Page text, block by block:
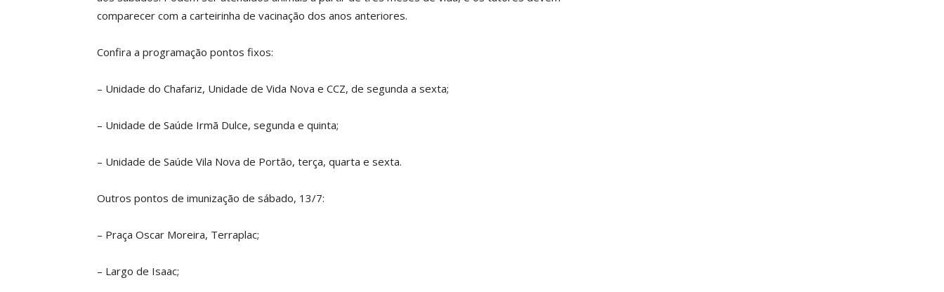
comparecer com a carteirinha de vacinação dos anos anteriores.
Confira a programação pontos fixos:
– Unidade do Chafariz, Unidade de Vida Nova e CCZ, de segunda a sexta;
– Unidade de Saúde Irmã Dulce, segunda e quinta;
– Unidade de Saúde Vila Nova de Portão, terça, quarta e sexta.
Outros pontos de imunização de sábado, 13/7:
– Praça Oscar Moreira, Terraplac;
– Largo de Isaac;